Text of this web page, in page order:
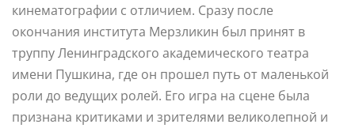
кинематографии с отличием. Сразу после
окончания института Мерзликин был принят в
труппу Ленинградского академического театра
имени Пушкина, где он прошел путь от маленькой
роли до ведущих ролей. Его игра на сцене была
признана критиками и зрителями великолепной и